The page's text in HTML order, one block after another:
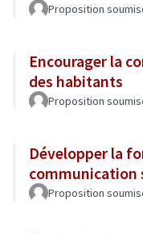
Proposition
Encourager la
des habitants
Proposition
Développer la
communication
Proposition